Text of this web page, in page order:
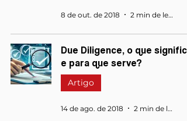
8 de out. de 2018 2 min de leitura
Due Diligence, o que significa
e para que serve?
Artigo
14 de ago. de 2018 2 min de leitura